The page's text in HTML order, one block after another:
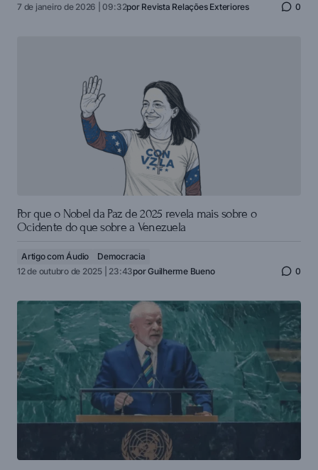
7 de janeiro de 2026 | 09:32por Revista Relações Exteriores 0
Por que o Nobel da Paz de 2025 revela mais sobre o
Ocidente do que sobre a Venezuela
Artigo com Áudio
Democracia
12 de outubro de 2025 | 23:43porGuilherme Bueno 0